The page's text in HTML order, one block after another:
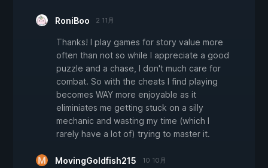
RoniBoo 2 11月
Thanks! I play games for story value more
often than not so while I appreciate a good
puzzle and a chase, I don't much care for
combat. So with the cheats I find playing
becomes WAY more enjoyable as it
eliminiates me getting stuck on a silly
mechanic and wasting my time (which I
rarely have a lot of) trying to master it.
MovingGoldfish215 10 10月